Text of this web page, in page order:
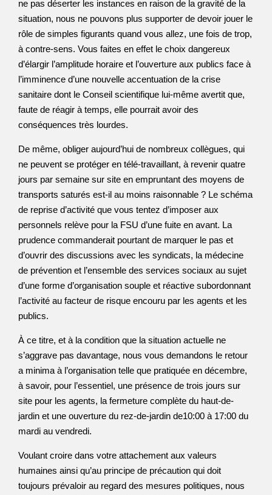
ne pas déserter les instances en raison de la gravité de la
situation, nous ne pouvons plus supporter de devoir jouer le
rôle de simples figurants quand vous allez, une fois de trop,
à contre-sens. Vous faites en effet le choix dangereux
d’élargir l’amplitude horaire et l’ouverture aux publics face à
l’imminence d’une nouvelle accentuation de la crise
sanitaire dont le Conseil scientifique lui-même avertit que,
faute de réagir à temps, elle pourrait avoir des
conséquences très lourdes.
De même, obliger aujourd’hui de nombreux collègues, qui
ne peuvent se protéger en télé-travaillant, à revenir quatre
jours par semaine sur site en empruntant des moyens de
transports saturés est-il au moins raisonnable ? Le schéma
de reprise d’activité que vous tentez d’imposer aux
personnels relève pour la FSU d’une fuite en avant. La
prudence commanderait pourtant de marquer le pas et
d’ouvrir des discussions avec les syndicats, la médecine
de prévention et l’ensemble des services sociaux au sujet
d’une forme d’organisation souple et réactive subordonnant
l’activité au facteur de risque encouru par les agents et les
publics.
À ce titre, et à la condition que la situation actuelle ne
s’aggrave pas davantage, nous vous demandons le retour
a minima à l’organisation telle que pratiquée en décembre,
à savoir, pour l’essentiel, une présence de trois jours sur
site pour les agents, la fermeture complète du haut-de-
jardin et une ouverture du rez-de-jardin de10:00 à 17:00 du
mardi au vendredi.
Voulant croire dans votre attachement aux valeurs
humaines ainsi qu’au principe de précaution qui doit
toujours prévaloir au regard des mesures politiques, nous